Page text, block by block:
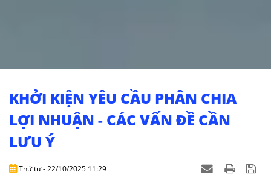
DỊCH
VĂN
KHỞI KIỆN YÊU CẦU PHÂN CHIA
LỢI NHUẬN - CÁC VẤN ĐỀ CẦN
LƯU Ý
Thứ tư - 22/10/2025 11:29